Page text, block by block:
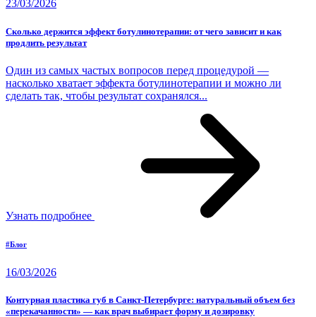
23/03/2026
Сколько держится эффект ботулинотерапии: от чего зависит и как
продлить результат
Один из самых частых вопросов перед процедурой —
насколько хватает эффекта ботулинотерапии и можно ли
сделать так, чтобы результат сохранялся...
Узнать подробнее
#Блог
16/03/2026
Контурная пластика губ в Санкт-Петербурге: натуральный объем без
«перекачанности» — как врач выбирает форму и дозировку